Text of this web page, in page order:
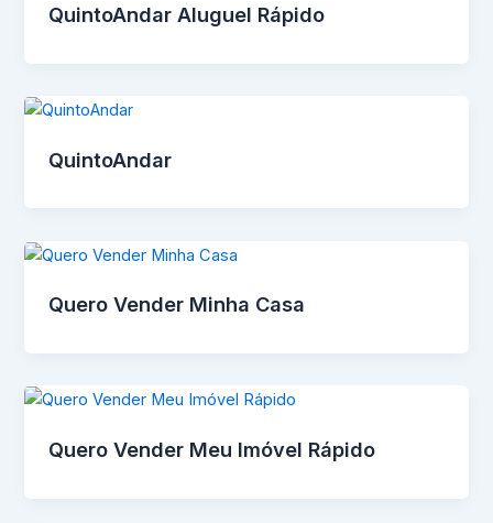
QuintoAndar Aluguel Rápido
QuintoAndar
Quero Vender Minha Casa
Quero Vender Meu Imóvel Rápido